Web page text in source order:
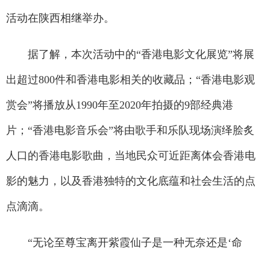
活动在陕西相继举办。
据了解，本次活动中的“香港电影文化展览”将展
出超过800件和香港电影相关的收藏品；“香港电影观
赏会”将播放从1990年至2020年拍摄的9部经典港
片；“香港电影音乐会”将由歌手和乐队现场演绎脍炙
人口的香港电影歌曲，当地民众可近距离体会香港电
影的魅力，以及香港独特的文化底蕴和社会生活的点
点滴滴。
“无论至尊宝离开紫霞仙子是一种无奈还是‘命